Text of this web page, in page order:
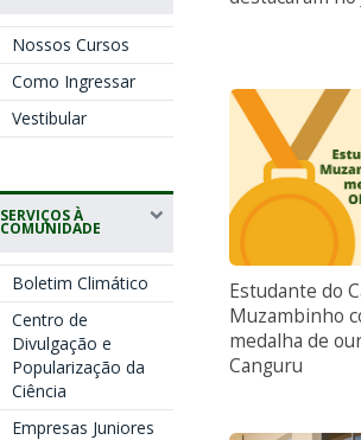
Nossos Cursos
Como Ingressar
Vestibular
SERVIÇOS À
COMUNIDADE
Boletim Climático
Centro de
Divulgação e
Popularização da
Ciência
Empresas Juniores
Estudante do
Muzambinho
medalha de
Canguru